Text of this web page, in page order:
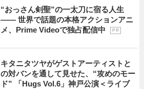
“おっさん剣聖”の一太刀に宿る人生
―― 世界で話題の本格アクションアニ
メ、Prime Videoで独占配信中
P R
キタニタツヤがゲストアーティストと
の対バンを通して見せた、“攻めのモー
ド” 「Hugs Vol.6」神戸公演＜ライブ